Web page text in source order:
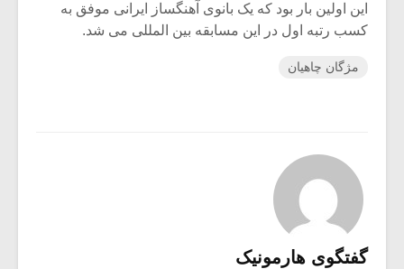
این اولین بار بود که یک بانوی آهنگساز ایرانی موفق به
کسب رتبه اول در این مسابقه بین المللی می شد.
مژگان چاهیان
گفتگوی هارمونیک